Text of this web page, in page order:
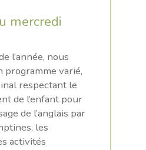
mercredi
l’année, nous
programme varié,
respectant le
de l’enfant pour
de l’anglais par
les
activités